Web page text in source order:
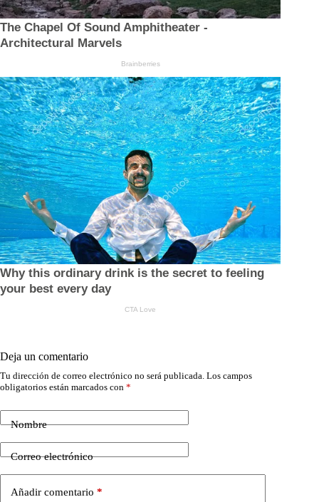
Deja un comentario
Tu dirección de correo electrónico no será publicada. Los campos
obligatorios están marcados con *
Nombre
Correo electrónico
Añadir comentario *